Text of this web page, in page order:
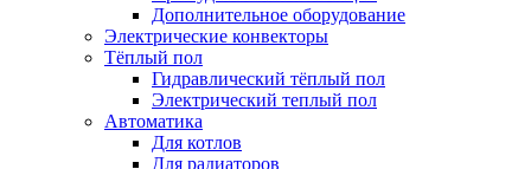
Дополнительное оборудование
Электрические конвекторы
Тёплый пол
Гидравлический тёплый пол
Электрический теплый пол
Автоматика
Для котлов
Для радиаторов